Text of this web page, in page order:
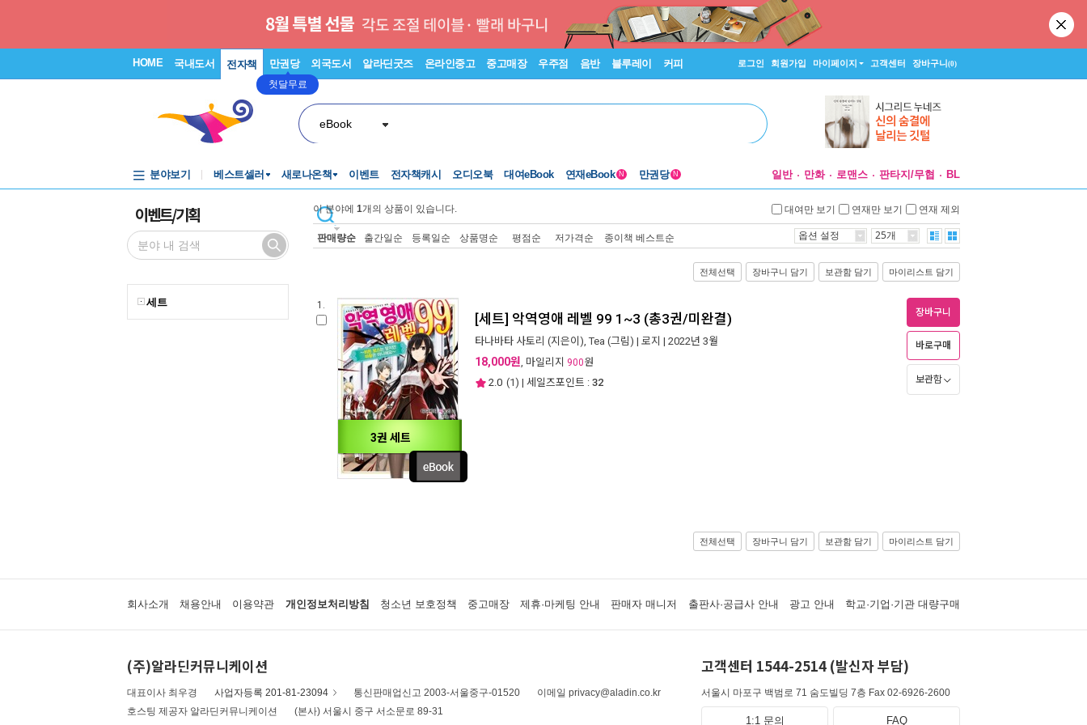
HOME 국내도서 전자책 만권당
첫달무료
외국도서 알라딘굿즈 온라인중고 중고매장 우주점 음반 블루레이 커피 로그인 회원가입 마이페이지 고객센터 장바구니(0)
eBook
분야보기 베스트셀러 새로나온책 이벤트 전자책캐시 오디오북 대여eBook 연재eBook N 만권당 N 일반 만화 로맨스 판타지/무협 BL
이벤트/기획
세트
이 분야에 1개의 상품이 있습니다. 대여만 보기 연재만 보기 연재 제외
판매량순 출간일순 등록일순 상품명순 평점순 저가격순 종이책 베스트순 옵션 설정 25개
전체선택 장바구니 담기 보관함 담기 마이리스트 담기
1.
3권 세트
[세트] 악역영애 레벨 99 1~3 (총3권/미완결)
타나바타 사토리 (지은이),Tea (그림) | 로지 | 2022년 3월
18,000원, 마일리지 900원
2.0 (1) | 세일즈포인트 : 32
장바구니
바로구매
보관함
전체선택 장바구니 담기 보관함 담기 마이리스트 담기
회사소개 채용안내 이용약관 개인정보처리방침 청소년 보호정책 중고매장 제휴·마케팅 안내 판매자 매니저 출판사·공급사 안내 광고 안내 학교·기업·기관 대량구매
(주)알라딘커뮤니케이션
대표이사 최우경 사업자등록 201-81-23094 통신판매업신고 2003-서울중구-01520
이메일 privacy@aladin.co.kr
호스팅 제공자 알라딘커뮤니케이션
(본사) 서울시 중구 서소문로 89-31
고객센터 1544-2514 (발신자 부담)
서울시 마포구 백범로 71 숨도빌딩 7층 Fax 02-6926-2600
1:1 문의 FAQ